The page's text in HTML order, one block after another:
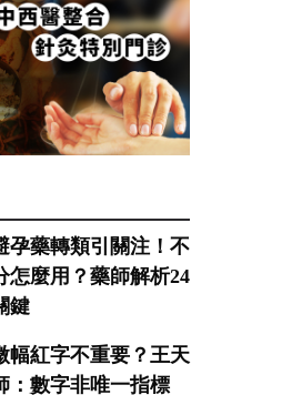
孕藥轉類引關注！不
怎麼用？藥師解析24
鍵
幅紅字不重要？王天
：數字非唯一指標